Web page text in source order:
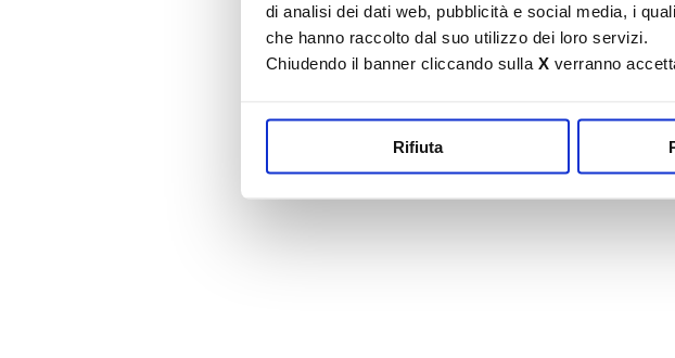
di analisi dei dati web, pubblicità e social media, i
che hanno raccolto dal suo utilizzo dei loro servizi.
Chiudendo il banner cliccando sulla X verranno
Rifiuta